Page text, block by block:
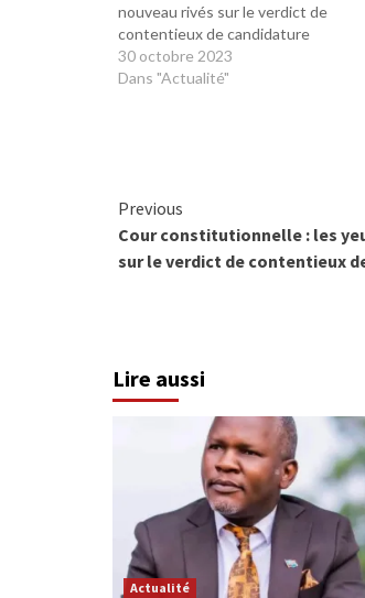
nouveau rivés sur le verdict de
contentieux de candidature
30 octobre 2023
Dans "Actualité"
Continue
Reading
Previous
Cour constitutionnelle : les
sur le verdict de contentieux
Lire aussi
Actualité